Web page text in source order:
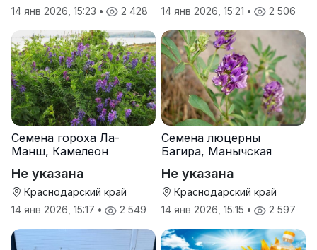
14 янв 2026, 15:23 • 2 428
14 янв 2026, 15:21 • 2 506
Семена гороха Ла-
Манш, Камелеон
Не указана
Краснодарский край
14 янв 2026, 15:17 • 2 549
Семена люцерны
Багира, Манычская
Не указана
Краснодарский край
14 янв 2026, 15:15 • 2 597